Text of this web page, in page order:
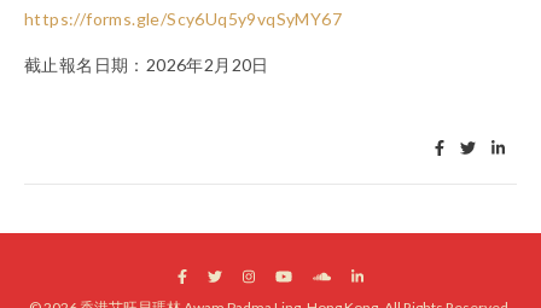
https://forms.gle/Scy6Uq5y9vqSyMY67
截止報名日期：2026年2月20日